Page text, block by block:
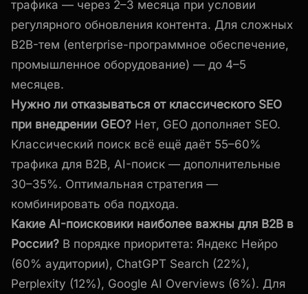
трафика — через 2–3 месяца при условии
регулярного обновления контента. Для сложных
B2B-тем (enterprise-программное обеспечение,
промышленное оборудование) — до 4–5
месяцев.
Нужно ли отказываться от классического SEO
при внедрении GEO? Нет, GEO дополняет SEO.
Классический поиск всё ещё даёт 55–60%
трафика для B2B, AI-поиск — дополнительные
30–35%. Оптимальная стратегия —
комбинировать оба подхода.
Какие AI-поисковики наиболее важны для B2B в
России? В порядке приоритета: Яндекс Нейро
(60% аудитории), ChatGPT Search (22%),
Perplexity (12%), Google AI Overviews (6%). Для